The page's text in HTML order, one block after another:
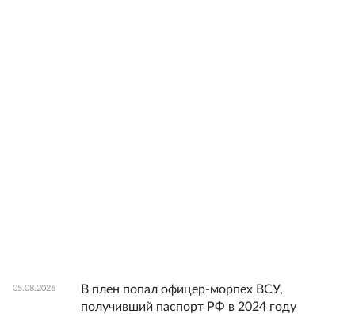
05.08.2026
В плен попал офицер-морпех ВСУ,
получивший паспорт РФ в 2024 году